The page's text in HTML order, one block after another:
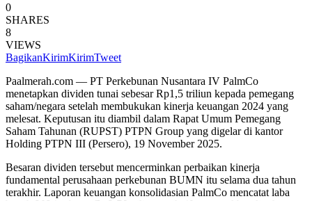
0
SHARES
8
VIEWS
BagikanKirimKirimTweet
Paalmerah.com — PT Perkebunan Nusantara IV PalmCo
menetapkan dividen tunai sebesar Rp1,5 triliun kepada pemegang
saham/negara setelah membukukan kinerja keuangan 2024 yang
melesat. Keputusan itu diambil dalam Rapat Umum Pemegang
Saham Tahunan (RUPST) PTPN Group yang digelar di kantor
Holding PTPN III (Persero), 19 November 2025.
Besaran dividen tersebut mencerminkan perbaikan kinerja
fundamental perusahaan perkebunan BUMN itu selama dua tahun
terakhir. Laporan keuangan konsolidasian PalmCo mencatat laba